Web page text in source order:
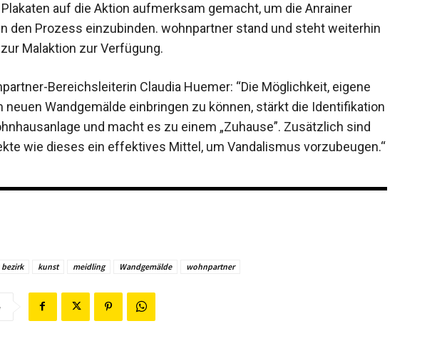
auf die Aktion aufmerksam gemacht, um die Anrainer
den Prozess einzubinden. wohnpartner stand und steht weiterhin
Malaktion zur Verfügung.
Bereichsleiterin Claudia Huemer: “Die Möglichkeit, eigene
neuen Wandgemälde einbringen zu können, stärkt die Identifikation
und macht es zu einem „Zuhause”. Zusätzlich sind
wie dieses ein effektives Mittel, um Vandalismus vorzubeugen.“
bezirk kunst meidling Wandgemälde wohnpartner